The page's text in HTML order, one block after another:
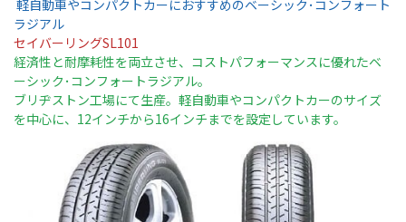
軽自動車やコンパクトカーにおすすめのベーシック･コンフォート
ラジアル
セイバーリングSL101
経済性と耐摩耗性を両立させ、コストパフォーマンスに優れたベ
ーシック･コンフォートラジアル。
ブリヂストン工場にて生産。軽自動車やコンパクトカーのサイズ
を中心に、12インチから16インチまでを設定しています。